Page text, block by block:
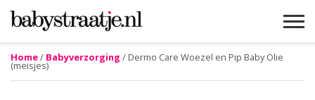
MAMABLOGS
MAMAVLOGS
ZWANGER
BABY
LIFESTYLE
MUSTHAVES
CELEBS
ADVIES
WEBSHOPS
GRATIS
WIN
KORTINGEN
Home/ Babyverzorging / Dermo Care Woezel en Pip Baby Olie
(meisjes)